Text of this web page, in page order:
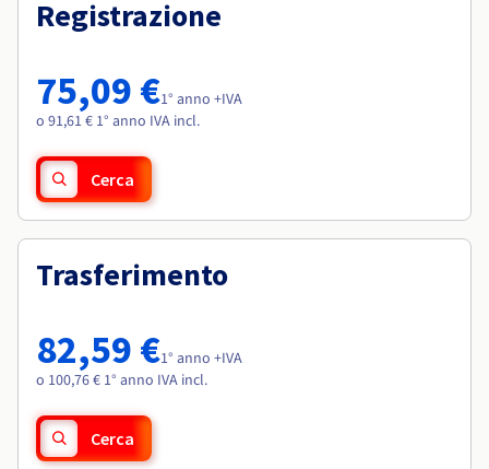
Tariffe
Roadmap & Changelog
Osservabilità
Roadmap & Changelog
Roadmap & Changelog
Roadmap & Changelog
Roadmap & Changelog
Registrazione
75,09 €1° anno +IVA
o 91,61 € 1° anno IVA incl.
Cerca
Trasferimento
82,59 €1° anno +IVA
o 100,76 € 1° anno IVA incl.
Cerca